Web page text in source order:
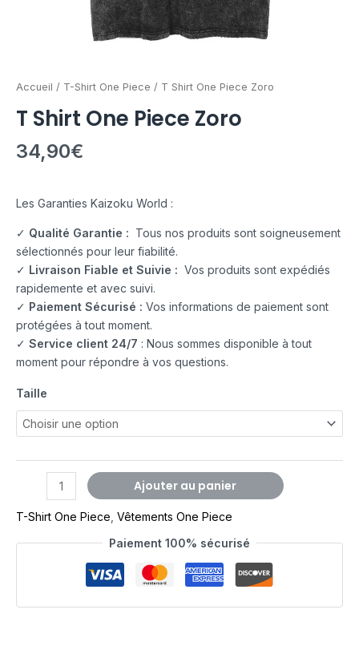
Accueil / T-Shirt One Piece / T Shirt One Piece Zoro
T Shirt One Piece Zoro
34,90€
Les Garanties Kaizoku World :
✓ Qualité Garantie : Tous nos produits sont soigneusement
sélectionnés pour leur fiabilité.
✓ Livraison Fiable et Suivie : Vos produits sont expédiés
rapidemente et avec suivi.
✓ Paiement Sécurisé : Vos informations de paiement sont
protégées à tout moment.
✓ Service client 24/7 : Nous sommes disponible à tout
moment pour répondre à vos questions.
Taille
Ajouter au panier
T-Shirt One Piece Vêtements One Piece
Paiement 100% sécurisé